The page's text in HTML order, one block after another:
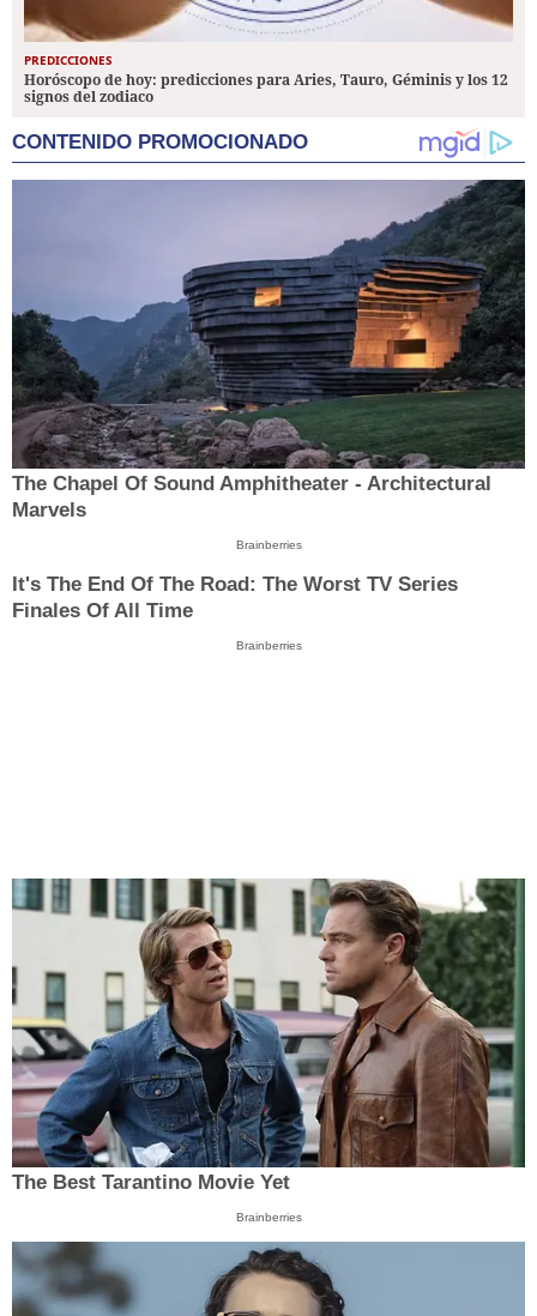
PREDICCIONES
Horóscopo de hoy: predicciones para Aries, Tauro, Géminis y los 12
signos del zodiaco
CONTENIDO PROMOCIONADO
The Chapel Of Sound Amphitheater - Architectural
Marvels
Brainberries
It's The End Of The Road: The Worst TV Series
Finales Of All Time
Brainberries
The Best Tarantino Movie Yet
Brainberries